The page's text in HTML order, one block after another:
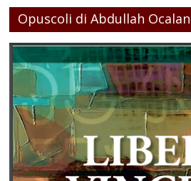
Opuscoli di Abdullah Ocalan